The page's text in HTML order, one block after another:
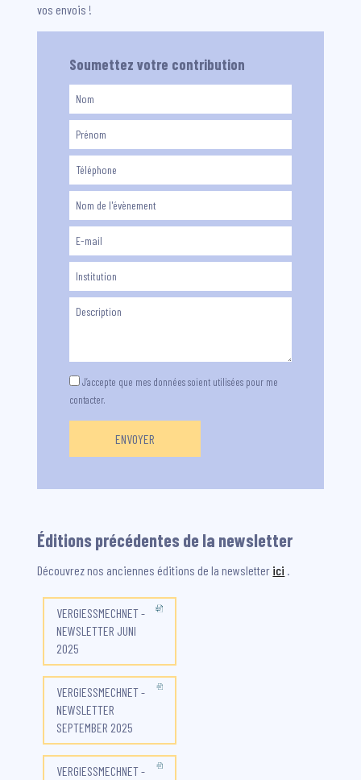
vos envois !
Soumettez votre contribution
J’accepte que mes données soient utilisées pour me
contacter.
ENVOYER
Éditions précédentes de la newsletter
Découvrez nos anciennes éditions de la newsletter ici
VERGIESSMECHNET -
NEWSLETTER JUNI
2025
VERGIESSMECHNET -
NEWSLETTER
SEPTEMBER 2025
VERGIESSMECHNET -